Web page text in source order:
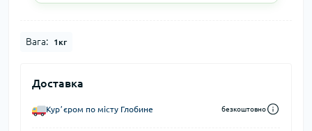
Вага: 1кг
Доставка
Курʼєром по місту Глобине безкоштовно